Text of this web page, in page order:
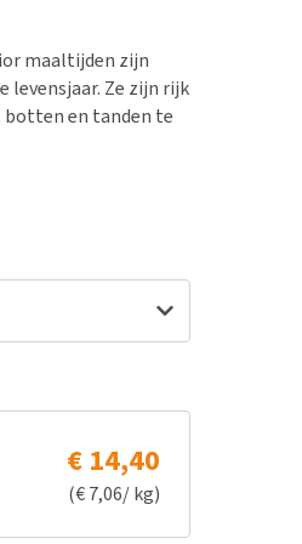
maaltijden zijn
levensjaar. Ze zijn rijk
botten en tanden te
€ 14,40
(€ 7,06/ kg)